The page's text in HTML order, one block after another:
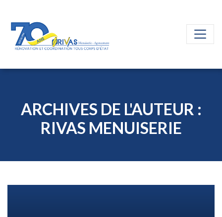
ARCHIVES DE L'AUTEUR :
RIVAS MENUISERIE